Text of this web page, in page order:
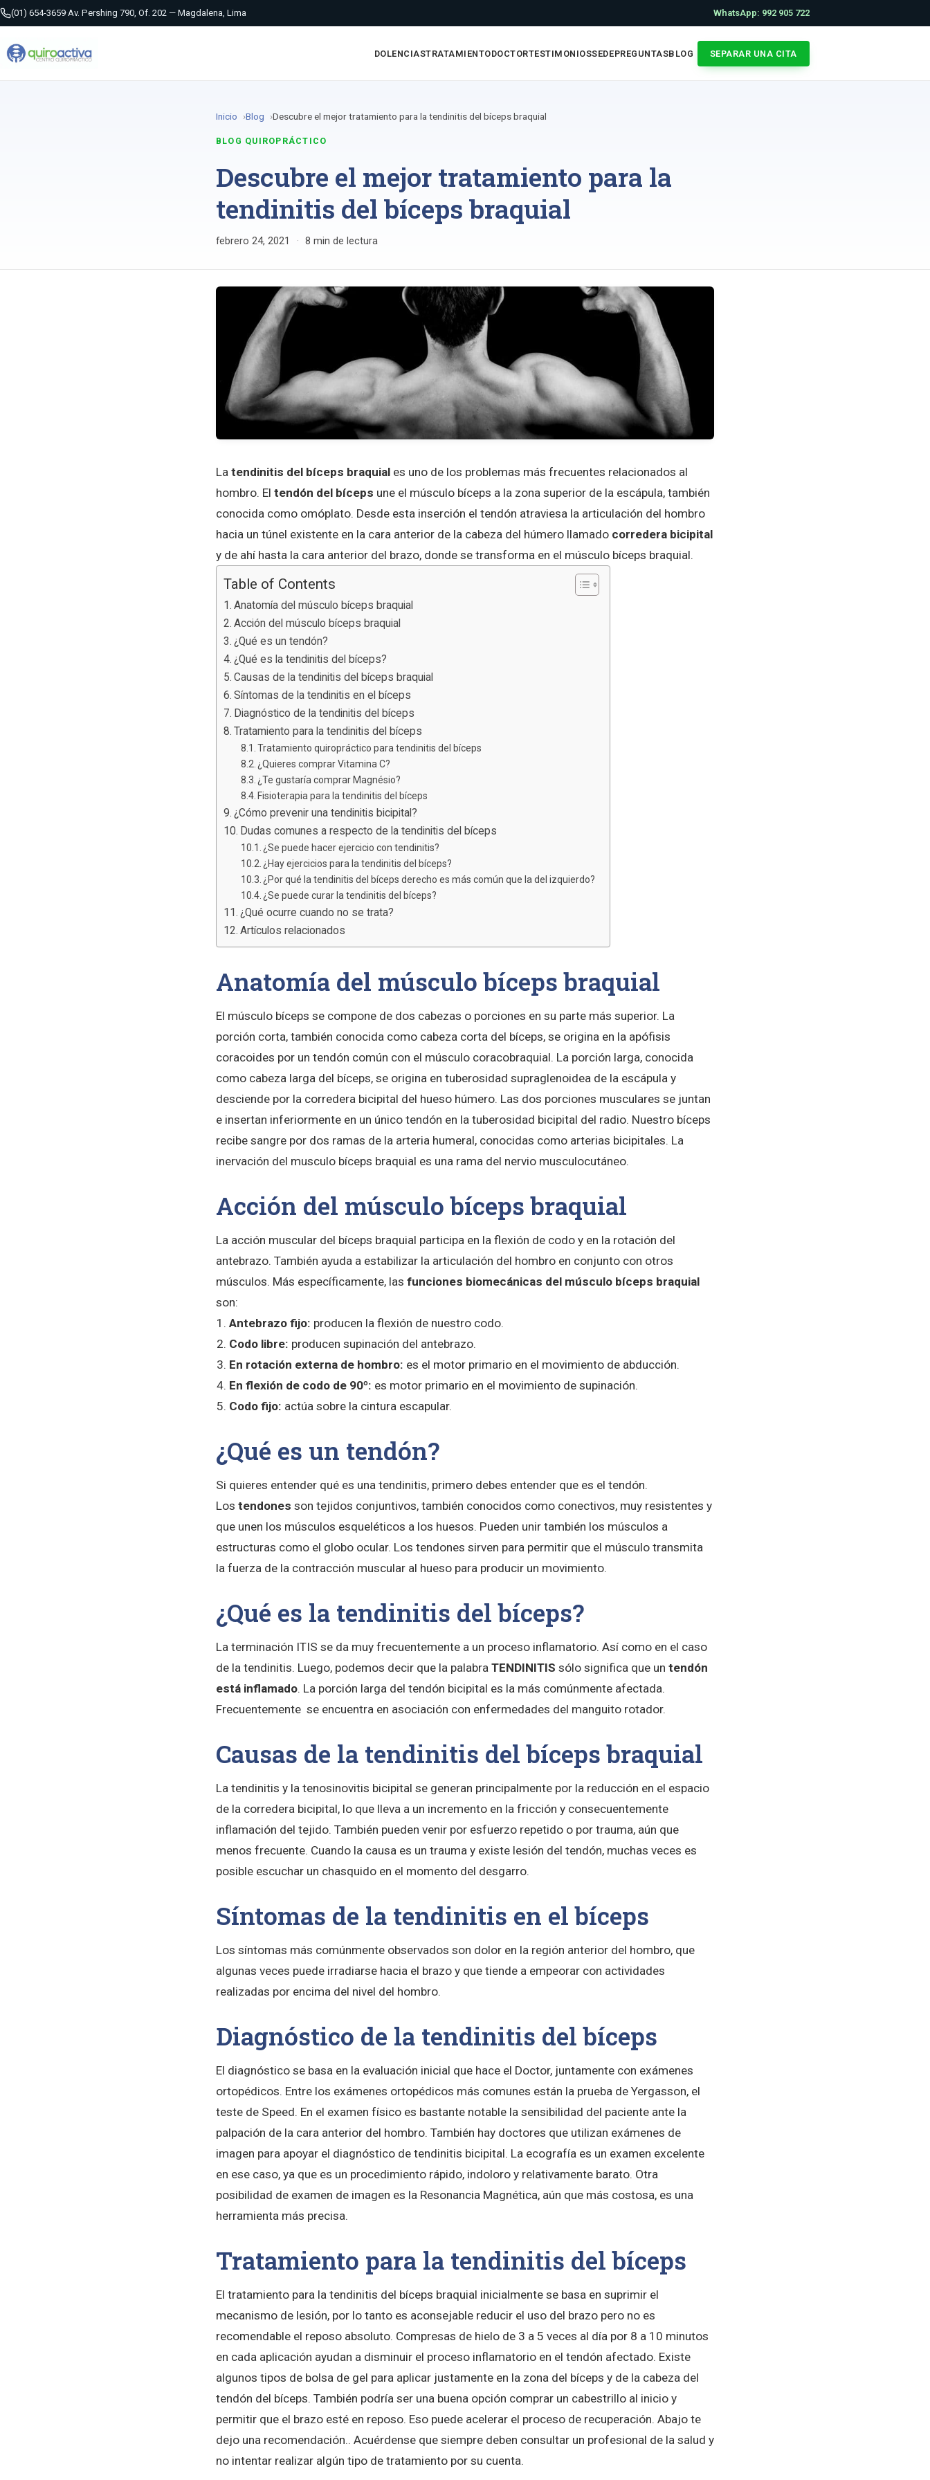
(01) 654-3659·Av. Pershing 790, Of. 202 — Magdalena, Lima WhatsApp: 992 905 722
DOLENCIASTRATAMIENTODOCTORTESTIMONIOSSEDEPREGUNTASBLOG SEPARAR UNA CITA
Inicio Blog Descubre el mejor tratamiento para la tendinitis del bíceps braquial
BLOG QUIROPRÁCTICO
Descubre el mejor tratamiento para la
tendinitis del bíceps braquial
febrero 24, 2021 · 8 min de lectura
La tendinitis del bíceps braquial es uno de los problemas más frecuentes relacionados al
hombro. El tendón del bíceps une el músculo bíceps a la zona superior de la escápula, también
conocida como omóplato. Desde esta inserción el tendón atraviesa la articulación del hombro
hacia un túnel existente en la cara anterior de la cabeza del húmero llamado corredera bicipital
y de ahí hasta la cara anterior del brazo, donde se transforma en el músculo bíceps braquial.
Table of Contents
Anatomía del músculo bíceps braquial
Acción del músculo bíceps braquial
¿Qué es un tendón?
¿Qué es la tendinitis del bíceps?
Causas de la tendinitis del bíceps braquial
Síntomas de la tendinitis en el bíceps
Diagnóstico de la tendinitis del bíceps
Tratamiento para la tendinitis del bíceps
Tratamiento quiropráctico para tendinitis del bíceps
¿Quieres comprar Vitamina C?
¿Te gustaría comprar Magnésio?
Fisioterapia para la tendinitis del bíceps
¿Cómo prevenir una tendinitis bicipital?
Dudas comunes a respecto de la tendinitis del bíceps
¿Se puede hacer ejercicio con tendinitis?
¿Hay ejercicios para la tendinitis del bíceps?
¿Por qué la tendinitis del bíceps derecho es más común que la del izquierdo?
¿Se puede curar la tendinitis del bíceps?
¿Qué ocurre cuando no se trata?
Artículos relacionados
Anatomía del músculo bíceps braquial
El músculo bíceps se compone de dos cabezas o porciones en su parte más superior. La
porción corta, también conocida como cabeza corta del bíceps, se origina en la apófisis
coracoides por un tendón común con el músculo coracobraquial. La porción larga, conocida
como cabeza larga del bíceps, se origina en tuberosidad supraglenoidea de la escápula y
desciende por la corredera bicipital del hueso húmero. Las dos porciones musculares se juntan
e insertan inferiormente en un único tendón en la tuberosidad bicipital del radio. Nuestro bíceps
recibe sangre por dos ramas de la arteria humeral, conocidas como arterias bicipitales. La
inervación del musculo bíceps braquial es una rama del nervio musculocutáneo.
Acción del músculo bíceps braquial
La acción muscular del bíceps braquial participa en la flexión de codo y en la rotación del
antebrazo. También ayuda a estabilizar la articulación del hombro en conjunto con otros
músculos. Más específicamente, las funciones biomecánicas del músculo bíceps braquial
son:
Antebrazo fijo: producen la flexión de nuestro codo.
Codo libre: producen supinación del antebrazo.
En rotación externa de hombro: es el motor primario en el movimiento de abducción.
En flexión de codo de 90º: es motor primario en el movimiento de supinación.
Codo fijo: actúa sobre la cintura escapular.
¿Qué es un tendón?
Si quieres entender qué es una tendinitis, primero debes entender que es el tendón.
Los tendones son tejidos conjuntivos, también conocidos como conectivos, muy resistentes y
que unen los músculos esqueléticos a los huesos. Pueden unir también los músculos a
estructuras como el globo ocular. Los tendones sirven para permitir que el músculo transmita
la fuerza de la contracción muscular al hueso para producir un movimiento.
¿Qué es la tendinitis del bíceps?
La terminación ITIS se da muy frecuentemente a un proceso inflamatorio. Así como en el caso
de la tendinitis. Luego, podemos decir que la palabra TENDINITIS sólo significa que un tendón
está inflamado. La porción larga del tendón bicipital es la más comúnmente afectada.
Frecuentemente se encuentra en asociación con enfermedades del manguito rotador.
Causas de la tendinitis del bíceps braquial
La tendinitis y la tenosinovitis bicipital se generan principalmente por la reducción en el espacio
de la corredera bicipital, lo que lleva a un incremento en la fricción y consecuentemente
inflamación del tejido. También pueden venir por esfuerzo repetido o por trauma, aún que
menos frecuente. Cuando la causa es un trauma y existe lesión del tendón, muchas veces es
posible escuchar un chasquido en el momento del desgarro.
Síntomas de la tendinitis en el bíceps
Los síntomas más comúnmente observados son dolor en la región anterior del hombro, que
algunas veces puede irradiarse hacia el brazo y que tiende a empeorar con actividades
realizadas por encima del nivel del hombro.
Diagnóstico de la tendinitis del bíceps
El diagnóstico se basa en la evaluación inicial que hace el Doctor, juntamente con exámenes
ortopédicos. Entre los exámenes ortopédicos más comunes están la prueba de Yergasson, el
teste de Speed. En el examen físico es bastante notable la sensibilidad del paciente ante la
palpación de la cara anterior del hombro. También hay doctores que utilizan exámenes de
imagen para apoyar el diagnóstico de tendinitis bicipital. La ecografía es un examen excelente
en ese caso, ya que es un procedimiento rápido, indoloro y relativamente barato. Otra
posibilidad de examen de imagen es la Resonancia Magnética, aún que más costosa, es una
herramienta más precisa.
Tratamiento para la tendinitis del bíceps
El tratamiento para la tendinitis del bíceps braquial inicialmente se basa en suprimir el
mecanismo de lesión, por lo tanto es aconsejable reducir el uso del brazo pero no es
recomendable el reposo absoluto. Compresas de hielo de 3 a 5 veces al día por 8 a 10 minutos
en cada aplicación ayudan a disminuir el proceso inflamatorio en el tendón afectado. Existe
algunos tipos de bolsa de gel para aplicar justamente en la zona del bíceps y de la cabeza del
tendón del bíceps. También podría ser una buena opción comprar un cabestrillo al inicio y
permitir que el brazo esté en reposo. Eso puede acelerar el proceso de recuperación. Abajo te
dejo una recomendación.. Acuérdense que siempre deben consultar un profesional de la salud y
no intentar realizar algún tipo de tratamiento por su cuenta.